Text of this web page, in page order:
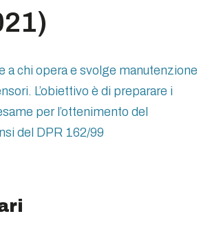
a chi opera e svolge manutenzione
L’obiettivo è di preparare i
per l’ottenimento del
del DPR 162/99